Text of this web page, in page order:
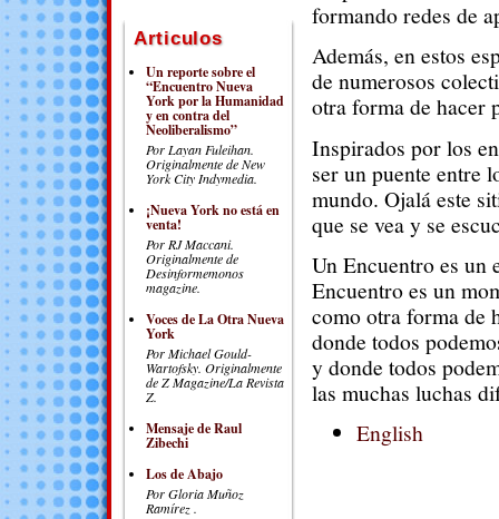
Articulos
Un reporte sobre el
“Encuentro Nueva
York por la Humanidad
y en contra del
Neoliberalismo”
Por Layan Fuleihan.
Originalmente de New
York City Indymedia.
¡Nueva York no está en
venta!
Por RJ Maccani.
Originalmente de
Desinformemonos
magazine.
Voces de La Otra Nueva
York
Por Michael Gould-
Wartofsky. Originalmente
de Z Magazine/La Revista
Z.
Mensaje de Raul
Zibechi
Los de Abajo
Por Gloria Muñoz
Ramírez .
formando redes de
Además, en estos
de numerosos
otra forma de hacer
Inspirados por los
ser un puente entre
mundo. Ojalá este
que se vea y se
Un Encuentro es un
Encuentro es un
como otra forma de
donde todos
y donde todos
las muchas luchas
English